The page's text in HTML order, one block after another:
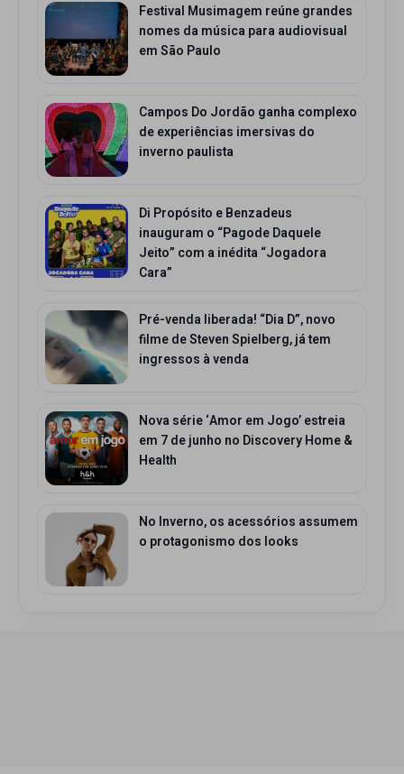
Festival Musimagem reúne grandes
nomes da música para audiovisual
em São Paulo
Campos Do Jordão ganha complexo
de experiências imersivas do
inverno paulista
Di Propósito e Benzadeus
inauguram o “Pagode Daquele
Jeito” com a inédita “Jogadora
Cara”
Pré-venda liberada! “Dia D”, novo
filme de Steven Spielberg, já tem
ingressos à venda
Nova série ‘Amor em Jogo’ estreia
em 7 de junho no Discovery Home &
Health
No Inverno, os acessórios assumem
o protagonismo dos looks